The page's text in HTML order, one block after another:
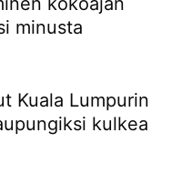
minusta
Kuala Lumpurin
kulkea